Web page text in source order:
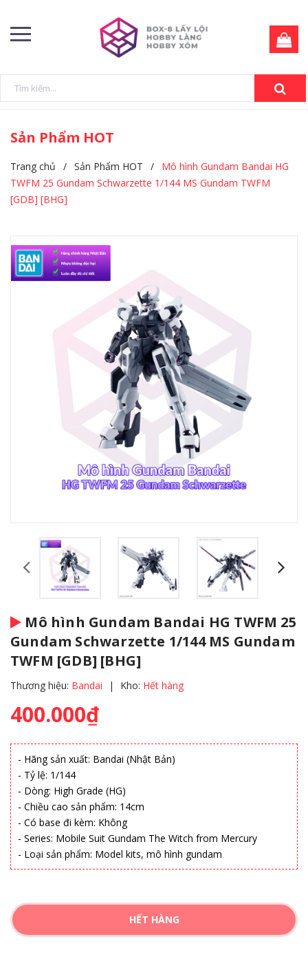
Sản Phẩm HOT
Trang chủ / Sản Phẩm HOT /
Mô hình Gundam Bandai HG
TWFM 25 Gundam Schwarzette 1/144 MS Gundam TWFM
[GDB] [BHG]
Mô hình Gundam Bandai HG TWFM 25
Gundam Schwarzette 1/144 MS Gundam
TWFM [GDB] [BHG]
Thương hiệu: Bandai | Kho: Hết hàng
400.000₫
- Hãng sản xuất: Bandai (Nhật Bản)
- Tỷ lệ: 1/144
- Dòng: High Grade (HG)
- Chiều cao sản phẩm: 14cm
- Có base đi kèm: Không
- Series: Mobile Suit Gundam The Witch from Mercury
- Loại sản phẩm: Model kits, mô hình gundam
HẾT HÀNG